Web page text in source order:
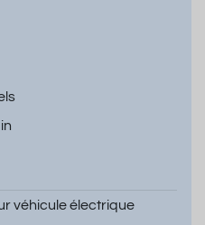
véhicule électrique